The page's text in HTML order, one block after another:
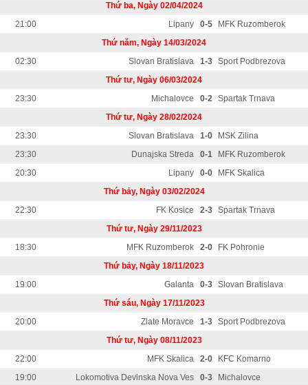
Thứ ba, Ngày 02/04/2024
21:00
Lipany 0-5
MFK Ruzomberok
Thứ năm, Ngày 14/03/2024
02:30
Slovan Bratislava 1-3
Sport Podbrezova
Thứ tư, Ngày 06/03/2024
23:30
Michalovce 0-2
Spartak Trnava
Thứ tư, Ngày 28/02/2024
23:30
Slovan Bratislava 1-0
MSK Zilina
23:30
Dunajska Streda 0-1
MFK Ruzomberok
20:30
Lipany 0-0
MFK Skalica
Thứ bảy, Ngày 03/02/2024
22:30
FK Kosice 2-3
Spartak Trnava
Thứ tư, Ngày 29/11/2023
18:30
MFK Ruzomberok 2-0
FK Pohronie
Thứ bảy, Ngày 18/11/2023
19:00
Galanta 0-3
Slovan Bratislava
Thứ sáu, Ngày 17/11/2023
20:00
Zlate Moravce 1-3
Sport Podbrezova
Thứ tư, Ngày 08/11/2023
22:00
MFK Skalica 2-0
KFC Komarno
19:00
Lokomotiva Devinska Nova Ves 0-3
Michalovce